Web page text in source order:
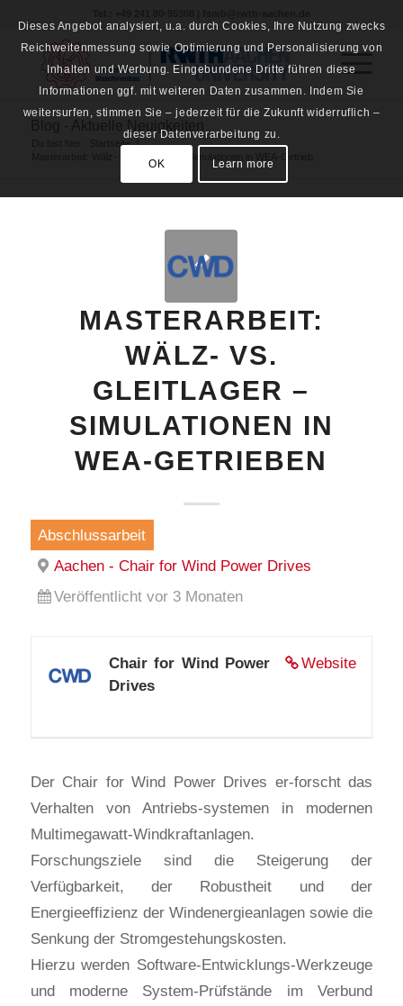
Startseite /
MASTERARBEIT:
WÄLZ- VS.
GLEITLAGER –
SIMULATIONEN IN
WEA-GETRIEBEN
Abschlussarbeit
Aachen - Chair for Wind Power Drives
Veröffentlicht vor 3 Monaten
Website
Chair for Wind Power
Drives
Der Chair for Wind Power Drives er-forscht das
Verhalten von Antriebs-systemen in modernen
Multimegawatt-Windkraftanlagen.
Forschungsziele sind die Steigerung der
Verfügbarkeit, der Robustheit und der
Energieeffizienz der Windenergieanlagen sowie die
Senkung der Stromgestehungskosten.
Hierzu werden Software-Entwicklungs-Werkzeuge
und moderne System-Prüfstände im Verbund
Dieses Angebot analysiert, u.a. durch Cookies, Ihre Nutzung zwecks
Reichweitenmessung sowie Optimierung und Personalisierung von
Inhalten und Werbung. Eingebundene Dritte führen diese
Informationen ggf. mit weiteren Daten zusammen. Indem Sie
weitersurfen, stimmen Sie – jederzeit für die Zukunft widerruflich –
dieser Datenverarbeitung zu.
OK Learn more